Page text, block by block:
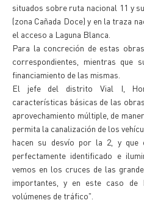
situados sobre ruta nacional 11 y
(zona Cañada Doce) y en la traza
el acceso a Laguna Blanca.
Para la concreción de estas
correspondientes, mientras que
financiamiento de las mismas.
El jefe del distrito Vial I,
características básicas de las
aprovechamiento múltiple, de
permita la canalización de los
hacen su desvío por la 2, y que
perfectamente identificado e
vemos en los cruces de las
importantes, y en este caso
volúmenes de tráfico".